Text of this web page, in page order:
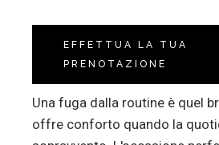
EFFETTUA LA TUA
PRENOTAZIONE
Una fuga dalla routine è quel
offre conforto quando la